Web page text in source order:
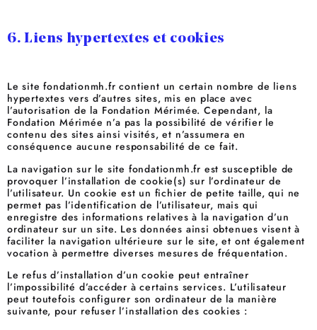
6. Liens hypertextes et cookies
Le site fondationmh.fr contient un certain nombre de liens
hypertextes vers d’autres sites, mis en place avec
l’autorisation de la Fondation Mérimée. Cependant, la
Fondation Mérimée n’a pas la possibilité de vérifier le
contenu des sites ainsi visités, et n’assumera en
conséquence aucune responsabilité de ce fait.
La navigation sur le site fondationmh.fr est susceptible de
provoquer l’installation de cookie(s) sur l’ordinateur de
l’utilisateur. Un cookie est un fichier de petite taille, qui ne
permet pas l’identification de l’utilisateur, mais qui
enregistre des informations relatives à la navigation d’un
ordinateur sur un site. Les données ainsi obtenues visent à
faciliter la navigation ultérieure sur le site, et ont également
vocation à permettre diverses mesures de fréquentation.
Le refus d’installation d’un cookie peut entraîner
l’impossibilité d’accéder à certains services. L’utilisateur
peut toutefois configurer son ordinateur de la manière
suivante, pour refuser l’installation des cookies :